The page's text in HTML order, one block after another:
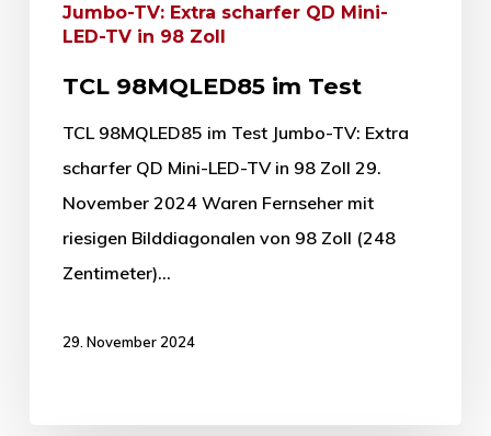
Jumbo-TV: Extra scharfer QD Mini-
LED-TV in 98 Zoll
TCL 98MQLED85 im Test
TCL 98MQLED85 im Test Jumbo-TV: Extra
scharfer QD Mini-LED-TV in 98 Zoll 29.
November 2024 Waren Fernseher mit
riesigen Bilddiagonalen von 98 Zoll (248
Zentimeter)…
29. November 2024